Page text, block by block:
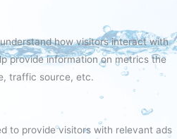
how visitors interact with
provide information on metrics the
traffic source, etc.
to provide visitors with relevant ads